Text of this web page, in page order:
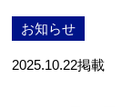
お知らせ
2025.10.22掲載